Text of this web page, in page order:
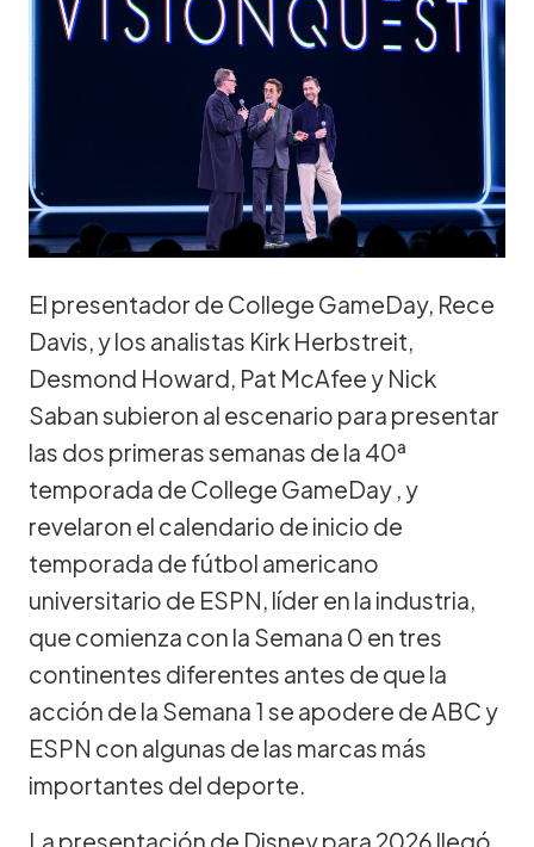
El presentador de College GameDay, Rece
Davis, y los analistas Kirk Herbstreit,
Desmond Howard, Pat McAfee y Nick
Saban subieron al escenario para presentar
las dos primeras semanas de la 40ª
temporada de College GameDay , y
revelaron el calendario de inicio de
temporada de fútbol americano
universitario de ESPN, líder en la industria,
que comienza con la Semana 0 en tres
continentes diferentes antes de que la
acción de la Semana 1 se apodere de ABC y
ESPN con algunas de las marcas más
importantes del deporte.
La presentación de Disney para 2026 llegó